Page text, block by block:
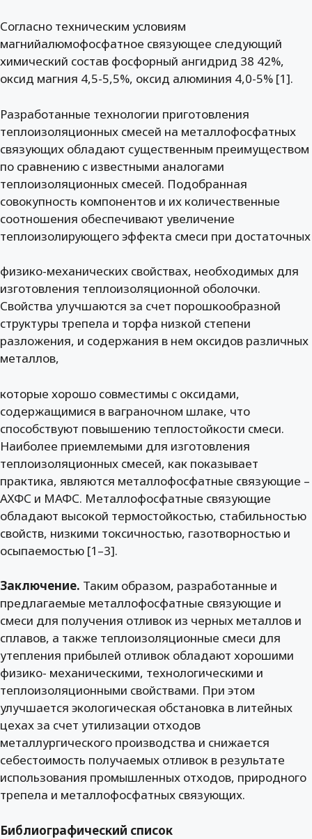
Согласно техническим условиям
магнийалюмофосфатное связующее следующий
химический состав фосфорный ангидрид 38 42%,
оксид магния 4,5-5,5%, оксид алюминия 4,0-5% [1].
Разработанные технологии приготовления
теплоизоляционных смесей на металлофосфатных
связующих обладают существенным преимуществом
по сравнению с известными аналогами
теплоизоляционных смесей. Подобранная
совокупность компонентов и их количественные
соотношения обеспечивают увеличение
теплоизолирующего эффекта смеси при достаточных
физико-механических свойствах, необходимых для
изготовления теплоизоляционной оболочки.
Свойства улучшаются за счет порошкообразной
структуры трепела и торфа низкой степени
разложения, и содержания в нем оксидов различных
металлов,
которые хорошо совместимы с оксидами,
содержащимися в ваграночном шлаке, что
способствуют повышению теплостойкости смеси.
Наиболее приемлемыми для изготовления
теплоизоляционных смесей, как показывает
практика, являются металлофосфатные связующие –
АХФС и МАФС. Металлофосфатные связующие
обладают высокой термостойкостью, стабильностью
свойств, низкими токсичностью, газотворностью и
осыпаемостью [1–3].
Заключение. Таким образом, разработанные и
предлагаемые металлофосфатные связующие и
смеси для получения отливок из черных металлов и
сплавов, а также теплоизоляционные смеси для
утепления прибылей отливок обладают хорошими
физико- механическими, технологическими и
теплоизоляционными свойствами. При этом
улучшается экологическая обстановка в литейных
цехах за счет утилизации отходов
металлургического производства и снижается
себестоимость получаемых отливок в результате
использования промышленных отходов, природного
трепела и металлофосфатных связующих.
Библиографический список